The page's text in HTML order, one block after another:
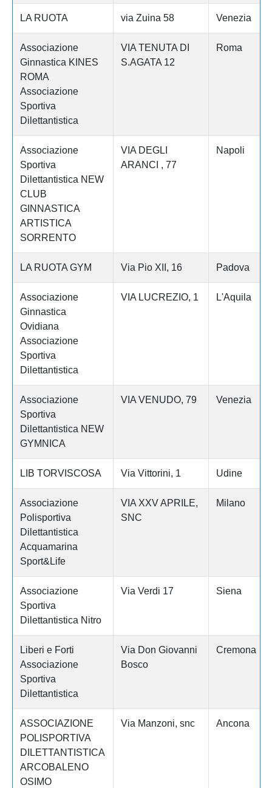
LA RUOTA via Zuina 58 Venezia
Associazione
Ginnastica KINES
ROMA
Associazione
Sportiva
Dilettantistica
VIA TENUTA DI
S.AGATA 12
Roma
Associazione
Sportiva
Dilettantistica NEW
CLUB
GINNASTICA
ARTISTICA
SORRENTO
VIA DEGLI
ARANCI , 77
Napoli
LA RUOTA GYM Via Pio XII, 16 Padova
Associazione
Ginnastica
Ovidiana
Associazione
Sportiva
Dilettantistica
VIA LUCREZIO, 1 L'Aquila
Associazione
Sportiva
Dilettantistica NEW
GYMNICA
VIA VENUDO, 79 Venezia
LIB TORVISCOSA Via Vittorini, 1 Udine
Associazione
Polisportiva
Dilettantistica
Acquamarina
Sport&Life
VIA XXV APRILE,
SNC
Milano
Associazione
Sportiva
Dilettantistica Nitro
Via Verdi 17 Siena
Liberi e Forti
Associazione
Sportiva
Dilettantistica
Via Don Giovanni
Bosco
Cremona
ASSOCIAZIONE
POLISPORTIVA
DILETTANTISTICA
ARCOBALENO
OSIMO
Via Manzoni, snc Ancona